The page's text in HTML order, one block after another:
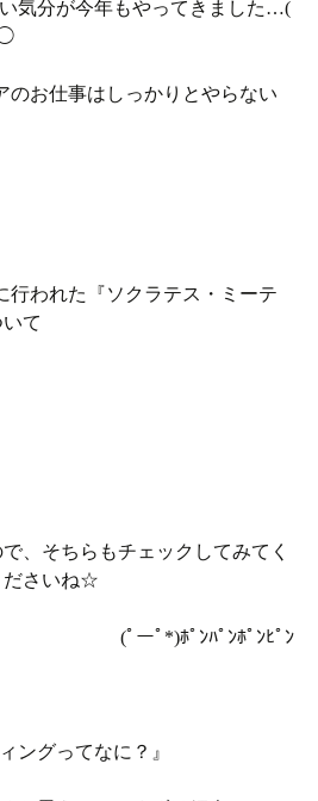
気分が今年もやってきました…(
◯
のお仕事はしっかりとやらない
行われた『ソクラテス・ミーテ
て
、そちらもチェックしてみてく
ださいね☆
(ﾟーﾟ*)ﾎﾟﾝﾊﾟﾝﾎﾟﾝﾋﾟﾝ
ングってなに？』